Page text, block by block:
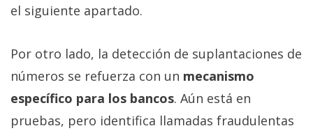
el siguiente apartado.
Por otro lado, la detección de suplantaciones de
números se refuerza con un mecanismo
específico para los bancos. Aún está en
pruebas, pero identifica llamadas fraudulentas